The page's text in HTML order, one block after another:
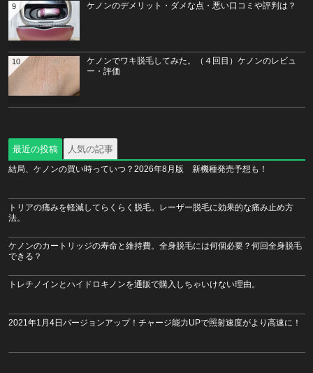
ケノンのデメリット・ダメな点・悪い口コミや評判は？
9
ケノンでワキ脱毛してみた。（４回目）ケノンのレビュ
ー・評価
10
最近の投稿 人気の記事
結局、ケノンの買い時っていつ？2026年8月版 新機種発売予想も！
トリアの痛みを軽減してらくらく脱毛。レーザー脱毛に効果的な痛み止め方
法。
ケノンのカートリッジの寿命と維持費。全身脱毛には何個必要？何回全身脱毛
できる？
トレチノインとハイドロキノンを通販で購入しちゃいけない理由。
2021年1月4日バージョンアップ！チャージ能力UPで照射速度がより高速に！